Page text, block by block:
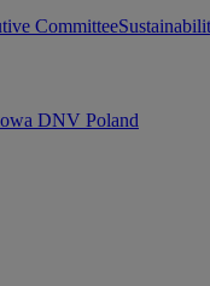
Committee
DNV Poland